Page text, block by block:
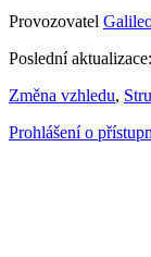
Provozovatel
Poslední
Změna vzhledu,
Prohlášení o